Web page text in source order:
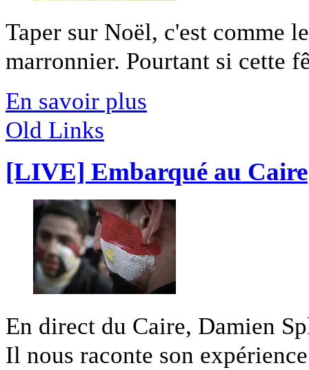
Taper sur Noël, c'est comme
marronnier. Pourtant si cette
En savoir plus
Old Links
[LIVE] Embarqué au Caire
En direct du Caire, Damien
Il nous raconte son